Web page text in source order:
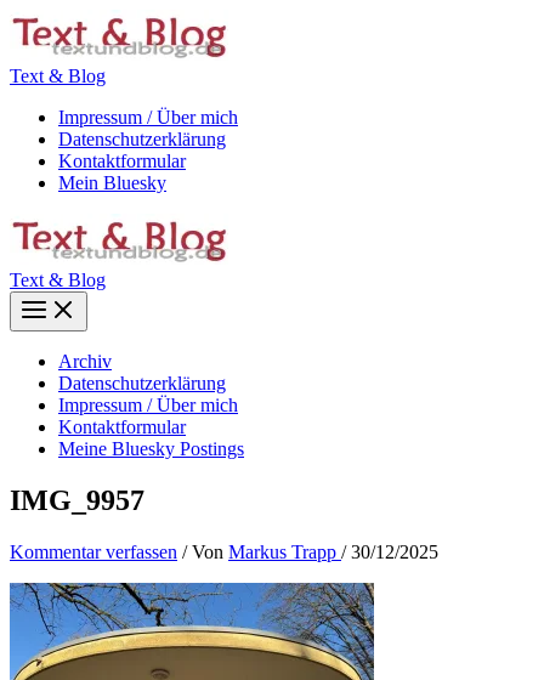
Zum
Inhalt
Text & Blog
Impressum / Über mich
Datenschutzerklärung
Kontaktformular
Mein Bluesky
Text & Blog
Main
Menu
Archiv
Datenschutzerklärung
Impressum / Über mich
Kontaktformular
Meine Bluesky Postings
IMG_9957
Kommentar verfassen / Von Markus Trapp /30/12/2025